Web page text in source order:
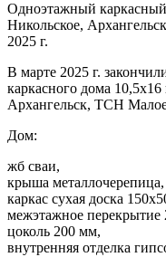
Одноэтажный
Никольское,
2025 г.
В марте 2025 г.
каркасного дома 10,5х16
Архангельск, ТСН
Дом:
жб сваи,
крыша металлочерепица,
каркас сухая доска
межэтажное перекрытие
цоколь 200 мм,
внутренняя отделка